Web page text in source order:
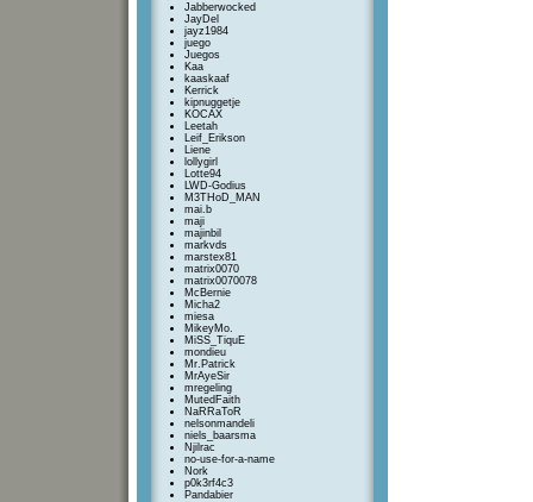
Jabberwocked
JayDel
jayz1984
juego
Juegos
Kaa
kaaskaaf
Kerrick
kipnuggetje
KOCAX
Leetah
Leif_Erikson
Liene
lollygirl
Lotte94
LWD-Godius
M3THoD_MAN
mai.b
maji
majinbil
markvds
marstex81
matrix0070
matrix0070078
McBernie
Micha2
miesa
MikeyMo.
MiSS_TiquE
mondieu
Mr.Patrick
MrAyeSir
mregeling
MutedFaith
NaRRaToR
nelsonmandeli
niels_baarsma
Njilrac
no-use-for-a-name
Nork
p0k3rf4c3
Pandabier